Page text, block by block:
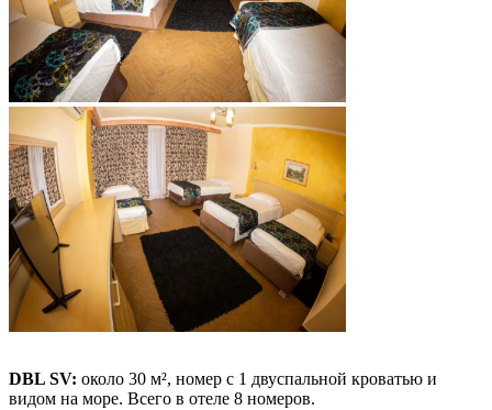
DBL SV: около 30 м², номер с 1 двуспальной кроватью и
видом на море. Всего в отеле 8 номеров.